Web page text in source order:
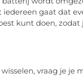
iedereen gaat dat
kunt doen, zodat
vraag je je